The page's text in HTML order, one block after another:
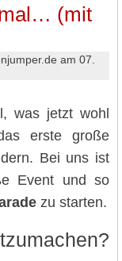
mal… (mit
am 07.
was jetzt wohl
erste große
Bei uns ist
Event und so
zu starten.